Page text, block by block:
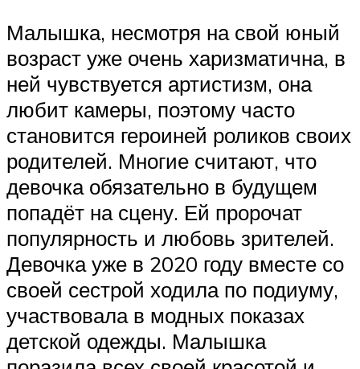
Малышка, несмотря на свой юный
возраст уже очень харизматична, в
ней чувствуется артистизм, она
любит камеры, поэтому часто
становится героиней роликов своих
родителей. Многие считают, что
девочка обязательно в будущем
попадёт на сцену. Ей пророчат
популярность и любовь зрителей.
Девочка уже в 2020 году вместе со
своей сестрой ходила по подиуму,
участвовала в модных показах
детской одежды. Малышка